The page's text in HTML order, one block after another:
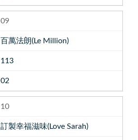
09
百萬法朗(Le Million)
113
02
10
訂製幸福滋味(Love Sarah)